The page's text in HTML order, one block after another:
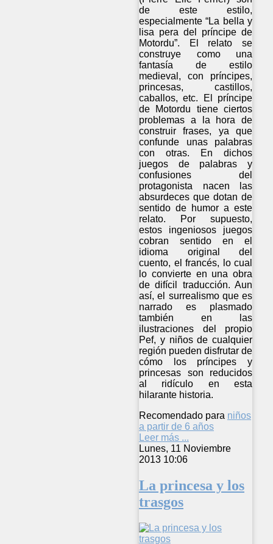
de este estilo,
especialmente “La bella y
lisa pera del príncipe de
Motordu”. El relato se
construye como una
fantasía de estilo
medieval, con príncipes,
princesas, castillos,
caballos, etc. El príncipe
de Motordu tiene ciertos
problemas a la hora de
construir frases, ya que
confunde unas palabras
con otras. En dichos
juegos de palabras y
confusiones del
protagonista nacen las
absurdeces que dotan de
sentido de humor a este
relato. Por supuesto,
estos ingeniosos juegos
cobran sentido en el
idioma original del
cuento, el francés, lo cual
lo convierte en una obra
de difícil traducción. Aun
así, el surrealismo que es
narrado es plasmado
también en las
ilustraciones del propio
Pef, y niños de cualquier
región pueden disfrutar de
cómo los príncipes y
princesas son reducidos
al ridículo en esta
hilarante historia.
Recomendado para niños
a partir de 6 años
Leer más ...
Lunes, 11 Noviembre
2013 10:06
La princesa y los
trasgos